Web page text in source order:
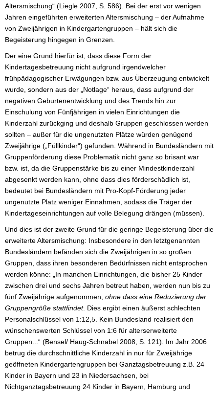
Altersmischung“ (Liegle 2007, S. 586). Bei der erst vor wenigen
Jahren eingeführten erweiterten Altersmischung – der Aufnahme
von Zweijährigen in Kindergartengruppen – hält sich die
Begeisterung hingegen in Grenzen.
Der eine Grund hierfür ist, dass diese Form der
Kindertagesbetreuung nicht aufgrund irgendwelcher
frühpädagogischer Erwägungen bzw. aus Überzeugung entwickelt
wurde, sondern aus der „Notlage“ heraus, dass aufgrund der
negativen Geburtenentwicklung und des Trends hin zur
Einschulung von Fünfjährigen in vielen Einrichtungen die
Kinderzahl zurückging und deshalb Gruppen geschlossen werden
sollten – außer für die ungenutzten Plätze würden genügend
Zweijährige („Füllkinder“) gefunden. Während in Bundesländern mit
Gruppenförderung diese Problematik nicht ganz so brisant war
bzw. ist, da die Gruppenstärke bis zu einer Mindestkinderzahl
abgesenkt werden kann, ohne dass dies förderschädlich ist,
bedeutet bei Bundesländern mit Pro-Kopf-Förderung jeder
ungenutzte Platz weniger Einnahmen, sodass die Träger der
Kindertageseinrichtungen auf volle Belegung drängen (müssen).
Und dies ist der zweite Grund für die geringe Begeisterung über die
erweiterte Altersmischung: Insbesondere in den letztgenannten
Bundesländern befänden sich die Zweijährigen in so großen
Gruppen, dass ihren besonderen Bedürfnissen nicht entsprochen
werden könne: „In manchen Einrichtungen, die bisher 25 Kinder
zwischen drei und sechs Jahren betreut haben, werden nun bis zu
fünf Zweijährige aufgenommen, ohne dass eine Reduzierung der
Gruppengröße stattfindet. Dies ergibt einen äußerst schlechten
Personalschlüssel von 1:12,5. Kein Bundesland realisiert den
wünschenswerten Schlüssel von 1:6 für alterserweiterte
Gruppen...“ (Bensel/ Haug-Schnabel 2008, S. 121). Im Jahr 2006
betrug die durchschnittliche Kinderzahl in nur für Zweijährige
geöffneten Kindergartengruppen bei Ganztagsbetreuung z.B. 24
Kinder in Bayern und 23 in Niedersachsen, bei
Nichtganztagsbetreuung 24 Kinder in Bayern, Hamburg und